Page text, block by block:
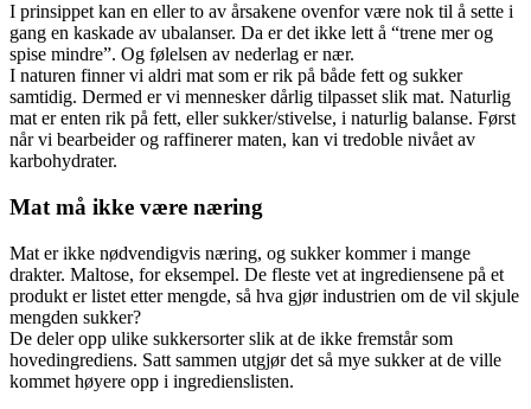
I prinsippet kan en eller to av årsakene ovenfor være nok til å sette i
gang en kaskade av ubalanser. Da er det ikke lett å “trene mer og
spise mindre”. Og følelsen av nederlag er nær.
I naturen finner vi aldri mat som er rik på både fett og sukker
samtidig. Dermed er vi mennesker dårlig tilpasset slik mat. Naturlig
mat er enten rik på fett, eller sukker/stivelse, i naturlig balanse. Først
når vi bearbeider og raffinerer maten, kan vi tredoble nivået av
karbohydrater.
Mat må ikke være næring
Mat er ikke nødvendigvis næring, og sukker kommer i mange
drakter. Maltose, for eksempel. De fleste vet at ingrediensene på et
produkt er listet etter mengde, så hva gjør industrien om de vil skjule
mengden sukker?
De deler opp ulike sukkersorter slik at de ikke fremstår som
hovedingrediens. Satt sammen utgjør det så mye sukker at de ville
kommet høyere opp i ingredienslisten.